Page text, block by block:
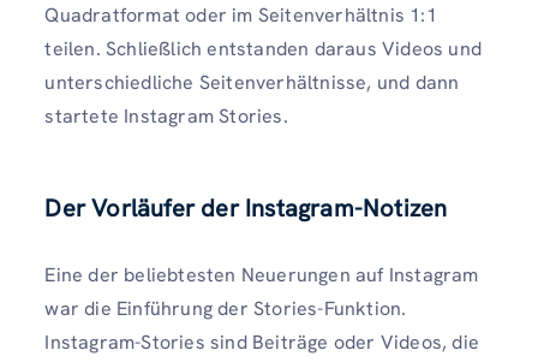
Quadratformat oder im Seitenverhältnis 1:1
teilen. Schließlich entstanden daraus Videos und
unterschiedliche Seitenverhältnisse, und dann
startete Instagram Stories.
Der Vorläufer der Instagram-Notizen
Eine der beliebtesten Neuerungen auf Instagram
war die Einführung der Stories-Funktion.
Instagram-Stories sind Beiträge oder Videos, die